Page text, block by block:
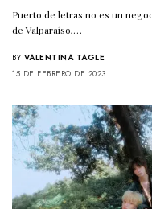
Puerto de letras no es un
de Valparaíso,…
BY VALENTINA TAGLE
15 DE FEBRERO DE 2023